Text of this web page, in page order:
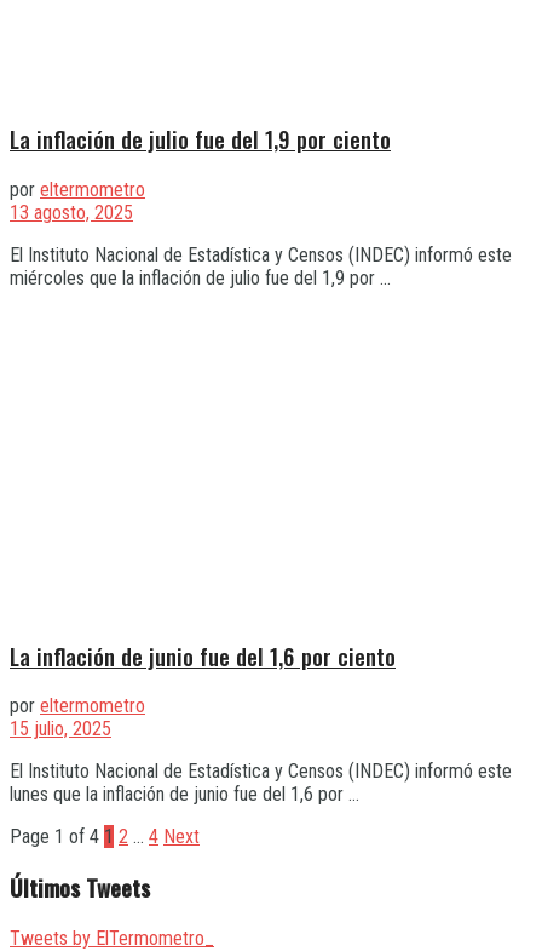
La inflación de julio fue del 1,9 por ciento
por eltermometro
13 agosto, 2025
El Instituto Nacional de Estadística y Censos (INDEC) informó este
miércoles que la inflación de julio fue del 1,9 por ...
La inflación de junio fue del 1,6 por ciento
por eltermometro
15 julio, 2025
El Instituto Nacional de Estadística y Censos (INDEC) informó este
lunes que la inflación de junio fue del 1,6 por ...
Page 1 of 4 1 2 … 4 Next
Últimos Tweets
Tweets by ElTermometro_